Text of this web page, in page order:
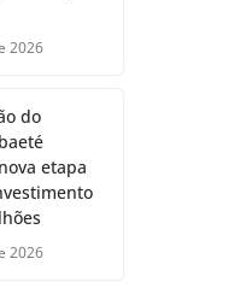
2026
do
etapa
2026